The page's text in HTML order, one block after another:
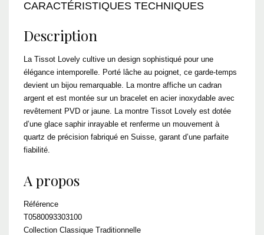
CARACTÉRISTIQUES TECHNIQUES
Description
La Tissot Lovely cultive un design sophistiqué pour une
élégance intemporelle. Porté lâche au poignet, ce garde-temps
devient un bijou remarquable. La montre affiche un cadran
argent et est montée sur un bracelet en acier inoxydable avec
revêtement PVD or jaune. La montre Tissot Lovely est dotée
d’une glace saphir inrayable et renferme un mouvement à
quartz de précision fabriqué en Suisse, garant d’une parfaite
fiabilité.
A propos
Référence
T0580093303100
Collection Classique Traditionnelle